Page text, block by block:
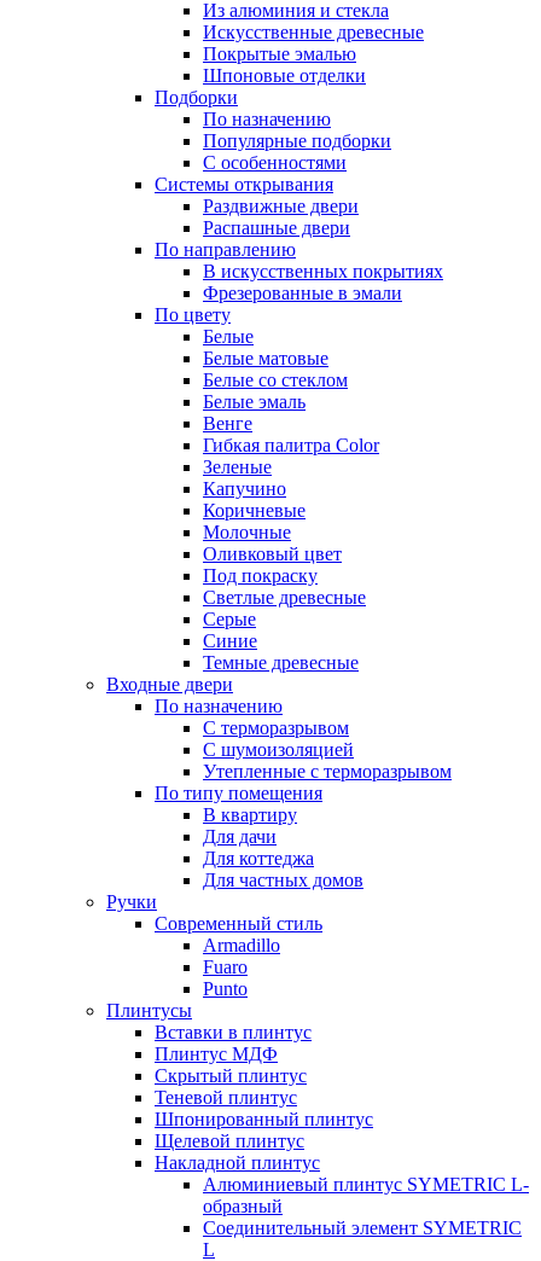
Из алюминия и стекла
Искусственные древесные
Покрытые эмалью
Шпоновые отделки
Подборки
По назначению
Популярные подборки
С особенностями
Системы открывания
Раздвижные двери
Распашные двери
По направлению
В искусственных покрытиях
Фрезерованные в эмали
По цвету
Белые
Белые матовые
Белые со стеклом
Белые эмаль
Венге
Гибкая палитра Color
Зеленые
Капучино
Коричневые
Молочные
Оливковый цвет
Под покраску
Светлые древесные
Серые
Синие
Темные древесные
Входные двери
По назначению
С терморазрывом
С шумоизоляцией
Утепленные с терморазрывом
По типу помещения
В квартиру
Для дачи
Для коттеджа
Для частных домов
Ручки
Современный стиль
Armadillo
Fuaro
Punto
Плинтусы
Вставки в плинтус
Плинтус МДФ
Скрытый плинтус
Теневой плинтус
Шпонированный плинтус
Щелевой плинтус
Накладной плинтус
Алюминиевый плинтус SYMETRIC L-
образный
Соединительный элемент SYMETRIC
L